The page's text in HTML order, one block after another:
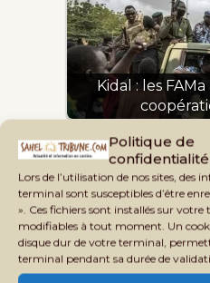
Politique de
confidentialité
Lors de l’utilisation de nos sites,
terminal sont susceptibles d’être
». Ces fichiers sont installés sur
modifiables à tout moment. Un
disque dur de votre terminal,
terminal pendant sa durée de
Kidal : les
Tags: AMNESTY
GROUPES ARMÉS TERRORISTES